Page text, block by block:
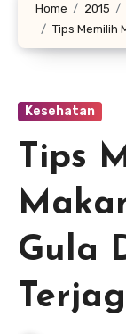
Home 2015
Tips Memilih
Kesehatan
Tips
Gula